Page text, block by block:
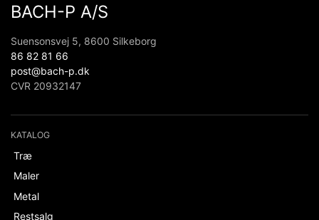
BACH-P A/S
Suensonsvej 5, 8600 Silkeborg
86 82 81 66
post@bach-p.dk
CVR 20932147
KATALOG
Træ
Maler
Metal
Restsalg